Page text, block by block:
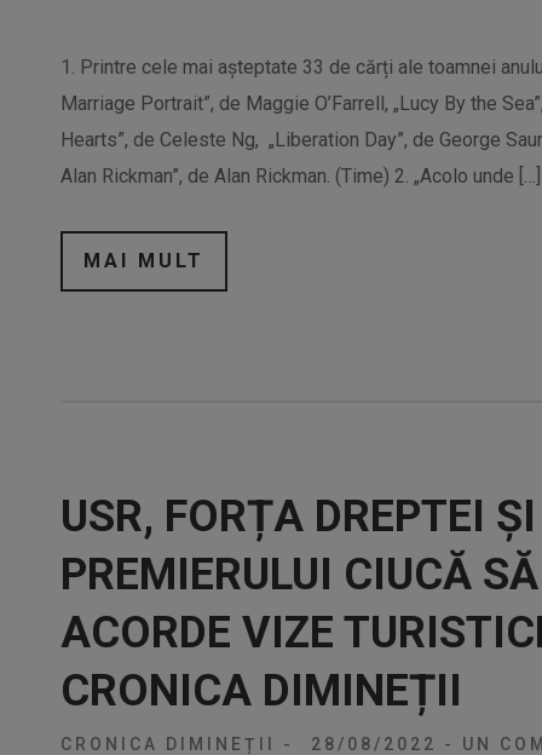
1. Printre cele mai așteptate 33 de cărți ale toamnei
Marriage Portrait”, de Maggie O’Farrell, „Lucy By the
Hearts”, de Celeste Ng, „Liberation Day”, de George
Alan Rickman”, de Alan Rickman. (Time) 2. „Acolo unde […]
MAI MULT
USR, FORȚA DREPTEI
PREMIERULUI CIUCĂ
ACORDE VIZE
CRONICA DIMINEȚII
CRONICA DIMINEȚII - 28/08/2022 - UN